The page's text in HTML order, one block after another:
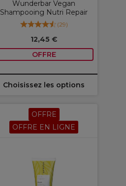
Wunderbar Vegan
Shampooing Nutri Repair
(29)
12,45 €
OFFRE
Choisissez les options
OFFRE
OFFRE EN LIGNE